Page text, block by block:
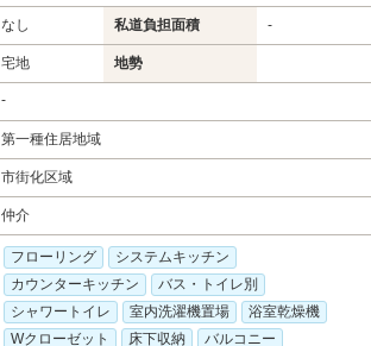
なし 私道負担面積 -
宅地 地勢
-
第一種住居地域
市街化区域
仲介
フローリング
システムキッチン
カウンターキッチン
バス・トイレ別
シャワートイレ
室内洗濯機置場
浴室乾燥機
Wクローゼット
床下収納
バルコニー